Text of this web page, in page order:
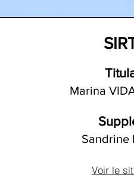
Marina
Sandrine
Voir le